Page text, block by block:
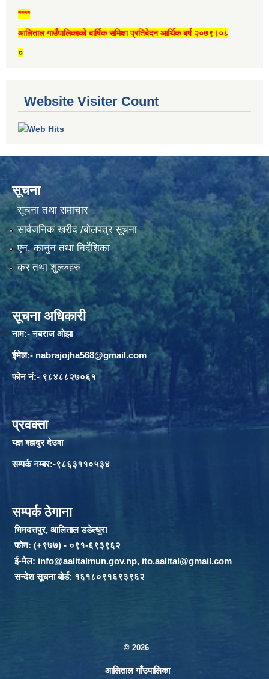
****
आलिताल गाउँपालिकाको बार्षिक समिक्षा प्रतिबेदन आर्थिक बर्ष २०७९।०८
०
Website Visiter Count
सूचना
सूचना तथा समाचार
सार्वजनिक खरीद /बोलपत्र सूचना
एन, कानुन तथा निर्देशिका
कर तथा शुल्कहरु
सूचना अधिकारी
नाम:- नबराज ओझा
ईमेल:- nabrajojha568@gmail.com
फोन नं:- ९८४८८२७०६१
प्रवक्ता
यज्ञ बहादुर देउवा
सम्पर्क नम्बर:-९८६३११०५३४
सम्पर्क ठेगाना
भिमदत्तपुर, आलिताल डडेल्धुरा
फोन: (+९७७) - ०९१-६९३९६२
ई-मेल: info@aalitalmun.gov.np, ito.aalital@gmail.com
सन्देश सूचना बोर्ड: १६१८०९१६९३९६२
© 2026
आलिताल गाँउपालिका